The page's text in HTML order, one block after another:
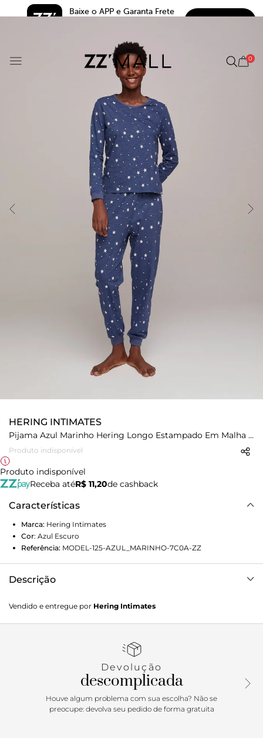
Baixe o APP e Garanta Frete
0
HERING INTIMATES
Pijama Azul Marinho Hering Longo Estampado Em Malha Flamê
Produto indisponível
Produto indisponível
Receba atéR$ 11,20de cashback
Características
Marca: Hering Intimates
Cor: Azul Escuro
Referência: MODEL-125-AZUL_MARINHO-7C0A-ZZ
Descrição
elaborado em meia malha de algodão permitindo a peça
um aspecto mais natural. Este modelo possui camisa em
botões frontais funcionais trazendo muita praticidade. Já a
com fendas nas laterais. Invista nesse pijama feminino
Hering, super estiloso e confortável.
Vendido e entregue por Hering Intimates
Devolução
descomplicada
Houve algum problema com sua escolha? Não se
preocupe: devolva seu pedido de forma gratuita